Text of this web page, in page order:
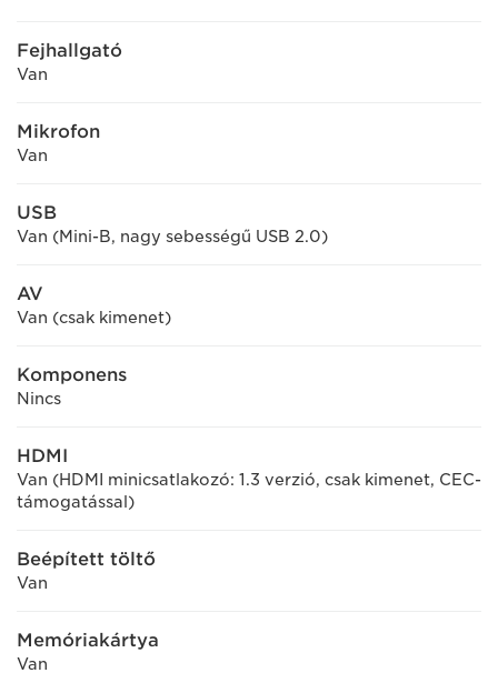
Fejhallgató
Van
Mikrofon
Van
USB
Van (Mini-B, nagy sebességű USB 2.0)
AV
Van (csak kimenet)
Komponens
Nincs
HDMI
Van (HDMI minicsatlakozó: 1.3 verzió, csak kimenet, CEC-
támogatással)
Beépített töltő
Van
Memóriakártya
Van